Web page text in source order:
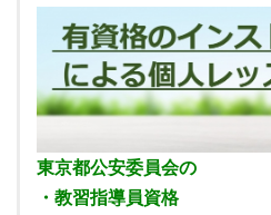
東京都公安委員会の
・教習指導員資格